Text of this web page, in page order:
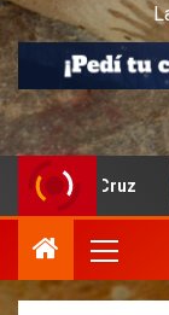
Cruz